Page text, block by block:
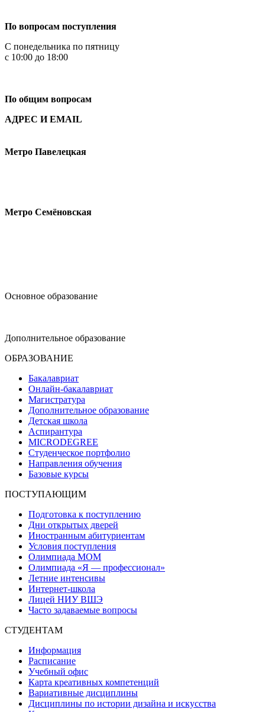
По вопросам поступления
С понедельника по пятницу
с 10:00 до 18:00
По общим вопросам
АДРЕС И EMAIL
Метро Павелецкая
Метро Семёновская
Основное образование
Дополнительное образование
ОБРАЗОВАНИЕ
Бакалавриат
Онлайн-бакалавриат
Магистратура
Дополнительное образование
Детская школа
Аспирантура
MICRODEGREE
Студенческое портфолио
Направления обучения
Базовые курсы
ПОСТУПАЮЩИМ
Подготовка к поступлению
Дни открытых дверей
Иностранным абитуриентам
Условия поступления
Олимпиада МОМ
Олимпиада «Я — профессионал»
Летние интенсивы
Интернет-школа
Лицей НИУ ВШЭ
Часто задаваемые вопросы
СТУДЕНТАМ
Информация
Расписание
Учебный офис
Карта креативных компетенций
Вариативные дисциплины
Дисциплины по истории дизайна и искусства